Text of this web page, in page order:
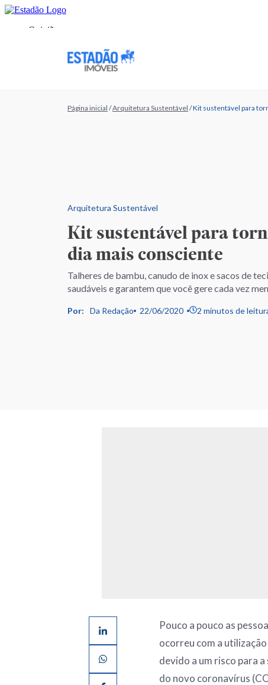
Página inicial /Arquitetura Sustentável /Kit sustentável para
Arquitetura Sustentável
Kit sustentável para
dia mais consciente
Talheres de bambu, canudo de inox e sacos de
saudáveis e garantem que você gere cada vez
Por: Da Redação 22/06/2020 2 minutos de
Pouco a pouco as
ocorreu com a
devido a um risco para
do novo coronavírus